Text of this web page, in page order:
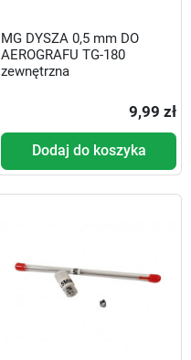
MG DYSZA 0,5 mm DO
AEROGRAFU TG-180
zewnętrzna
9,99 zł
Dodaj do koszyka